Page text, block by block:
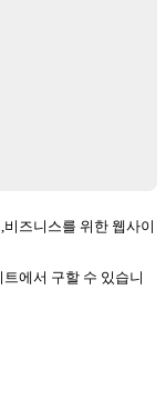
즈니스를 위한 웹사이
에서 구할 수 있습니